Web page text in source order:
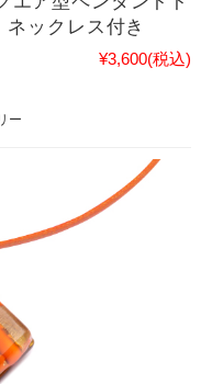
ックレス付き
¥3,600(税込)
ー